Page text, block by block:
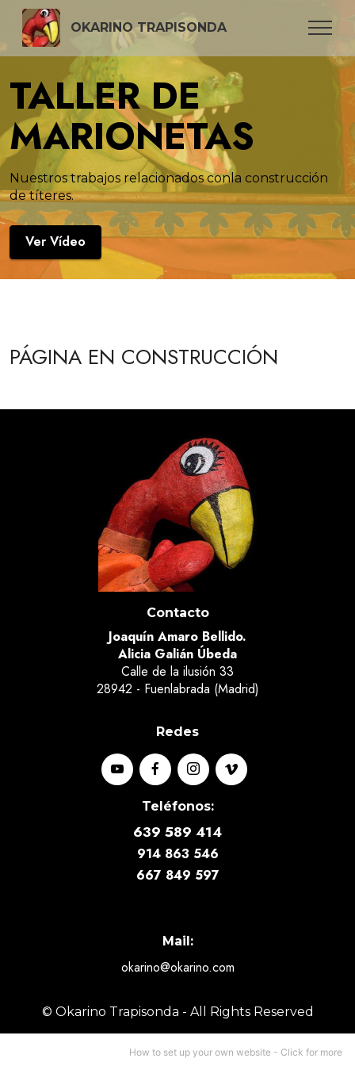
OKARINO TRAPISONDA
TALLER DE
MARIONETAS
Nuestros trabajos relacionados conla construcción
de títeres.
Ver Vídeo
PÁGINA EN CONSTRUCCIÓN
Contacto
Joaquín Amaro Bellido.
Alicia Galián Úbeda
Calle de la ilusión 33
28942 - Fuenlabrada (Madrid)
Redes
Teléfonos:
639 589 414
914 863 546
667 849 597
Mail:
okarino@okarino.com
© Okarino Trapisonda - All Rights Reserved
How to set up your own website - Click for more